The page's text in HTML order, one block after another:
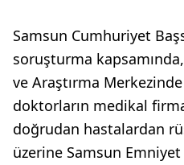
Samsun Cumhuriyet
soruşturma
ve Araştırma
doktorların medikal
doğrudan hastalardan
üzerine Samsun